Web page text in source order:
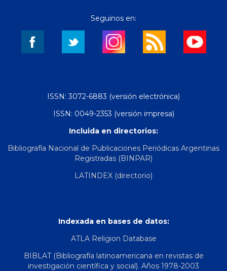
Seguinos en:
ISSN: 3072-6883 (versión electrónica)
ISSN: 0049-2353 (versión impresa)
Incluida en directorios:
Bibliografía Nacional de Publicaciones Periódicas Argentinas
Registradas (BINPAR)
LATINDEX (directorio)
Indexada en bases de datos:
ATLA Religion Database
BIBLAT (Bibliografía latinoamericana en revistas de
investigación científica y social). Años 1978-2003